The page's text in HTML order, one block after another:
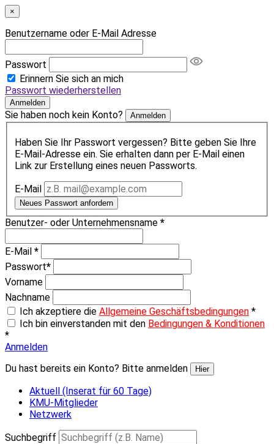
×
Benutzername oder E-Mail Adresse
Passwort
Erinnern Sie sich an mich
Passwort wiederherstellen
Anmelden
Sie haben noch kein Konto? Anmelden
Haben Sie Ihr Passwort vergessen? Bitte geben Sie Ihre
E-Mail-Adresse ein. Sie erhalten dann per E-Mail einen
Link zur Erstellung eines neuen Passworts.
E-Mail
Neues Passwort anfordern
Benutzer- oder Unternehmensname *
E-Mail *
Passwort*
Vorname
Nachname
Ich akzeptiere die Allgemeine Geschäftsbedingungen *
Ich bin einverstanden mit den Bedingungen & Konditionen
*
Anmelden
Du hast bereits ein Konto? Bitte anmelden
Hier
Aktuell (Inserat für 60 Tage)
KMU-Mitglieder
Netzwerk
Suchbegriff